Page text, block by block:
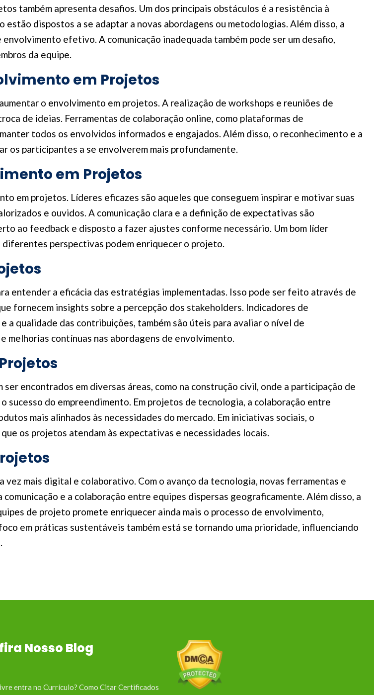
também apresenta desafios. Um dos principais obstáculos é a resistência à
estão dispostos a se adaptar a novas abordagens ou metodologias. Além disso, a
efetivo. A comunicação inadequada também pode ser um desafio,
da equipe.
em Projetos
o envolvimento em projetos. A realização de workshops e reuniões de
de ideias. Ferramentas de colaboração online, como plataformas de
todos os envolvidos informados e engajados. Além disso, o reconhecimento e a
os participantes a se envolverem mais profundamente.
em Projetos
em projetos. Líderes eficazes são aqueles que conseguem inspirar e motivar suas
e ouvidos. A comunicação clara e a definição de expectativas são
ao feedback e disposto a fazer ajustes conforme necessário. Um bom líder
perspectivas podem enriquecer o projeto.
entender a eficácia das estratégias implementadas. Isso pode ser feito através de
fornecem insights sobre a percepção dos stakeholders. Indicadores de
a qualidade das contribuições, também são úteis para avaliar o nível de
melhorias contínuas nas abordagens de envolvimento.
encontrados em diversas áreas, como na construção civil, onde a participação de
do empreendimento. Em projetos de tecnologia, a colaboração entre
mais alinhados às necessidades do mercado. Em iniciativas sociais, o
os projetos atendam às expectativas e necessidades locais.
mais digital e colaborativo. Com o avanço da tecnologia, novas ferramentas e
e a colaboração entre equipes dispersas geograficamente. Além disso, a
de projeto promete enriquecer ainda mais o processo de envolvimento,
em práticas sustentáveis também está se tornando uma prioridade, influenciando
Nosso Blog
entra no Currículo? Como Citar Certificados